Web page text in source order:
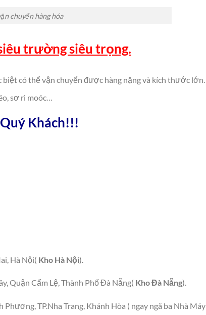
chuyển hàng hóa
trường siêu trọng.
có thể vận chuyển được hàng nặng và kích thước lớn.
sơ ri moóc…
Khách!!!
Hà Nội( Kho Hà Nội).
Quận Cẩm Lệ, Thành Phố Đà Nẵng( Kho Đà Nẵng).
Phương, TP.Nha Trang, Khánh Hòa ( ngay ngã ba Nhà Máy